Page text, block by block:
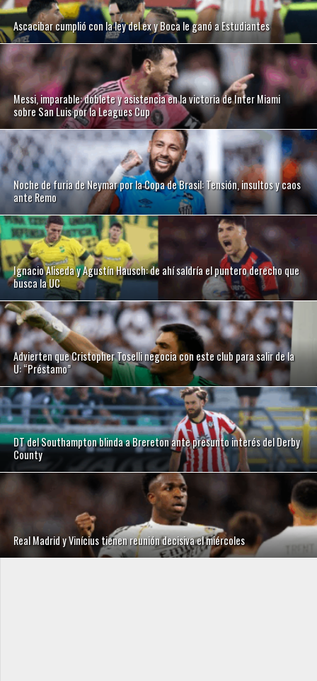
Ascacibar cumplió con la ley del ex y Boca le ganó a Estudiantes
Messi, imparable: doblete y asistencia en la victoria de Inter Miami
sobre San Luis por la Leagues Cup
Noche de furia de Neymar por la Copa de Brasil: Tensión, insultos y caos
ante Remo
Ignacio Aliseda y Agustín Hausch: de ahí saldría el puntero derecho que
busca la UC
Advierten que Cristopher Toselli negocia con este club para salir de la
U: “Préstamo”
DT del Southampton blinda a Brereton ante presunto interés del Derby
County
Real Madrid y Vinícius tienen reunión decisiva el miércoles